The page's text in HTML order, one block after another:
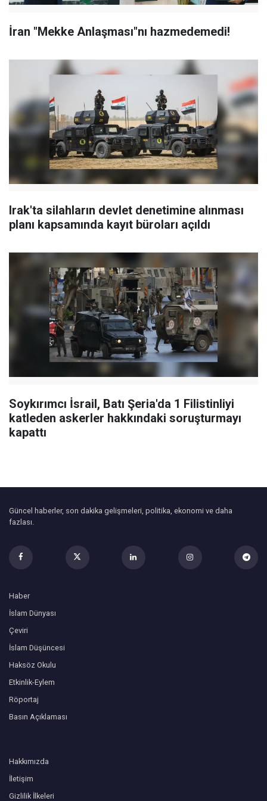
İran "Mekke Anlaşması"nı hazmedemedi!
Irak'ta silahların devlet denetimine alınması
planı kapsamında kayıt büroları açıldı
Soykırımcı İsrail, Batı Şeria'da 1 Filistinliyi
katleden askerler hakkındaki soruşturmayı
kapattı
Güncel haberler, son dakika gelişmeleri, politika, ekonomi ve daha
fazlası.
Haber
İslam Dünyası
Çeviri
İslam Düşüncesi
Haksöz Okulu
Etkinlik-Eylem
Röportaj
Basın Açıklaması
Hakkımızda
İletişim
Gizlilik İlkeleri